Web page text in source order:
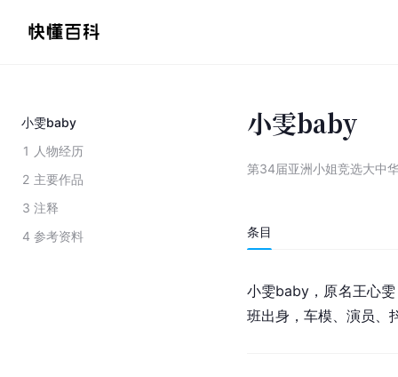
小雯baby
1 人物经历
2 主要作品
3 注释
4 参考资料
小雯baby
第34届亚洲小姐竞选大中
条目
小雯baby，原名王心
班出身，车模、演员、